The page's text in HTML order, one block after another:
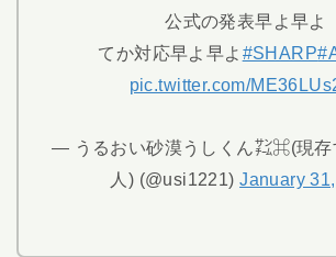
公式の発表早よ早よ
てか対応早よ早よ #SHARP
pic.twitter.com/
— うるおい砂漠うしくん㌠⌘(現存
人) (@usi1221)January